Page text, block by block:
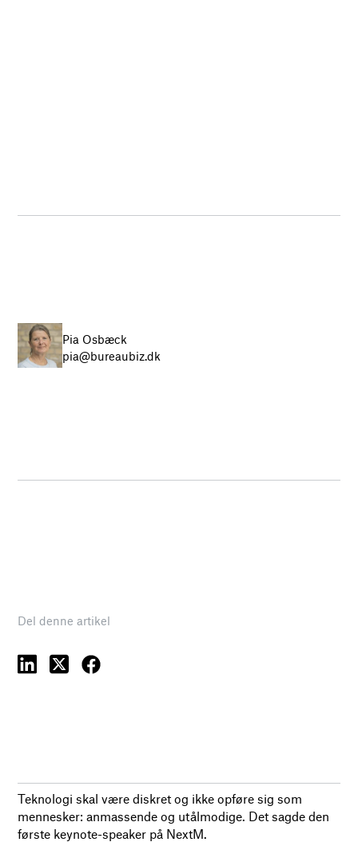
Pia Osbæck
pia@bureaubiz.dk
Del denne artikel
Teknologi skal være diskret og ikke opføre sig som
mennesker: anmassende og utålmodige. Det sagde den
første keynote-speaker på NextM.